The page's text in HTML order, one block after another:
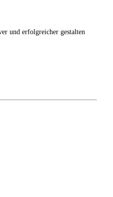
und erfolgreicher gestalten